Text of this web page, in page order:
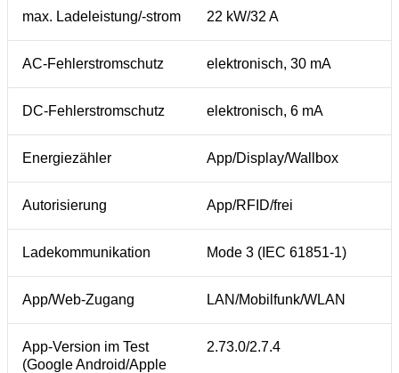
max. Ladeleistung/-strom 22 kW/32 A
AC-Fehlerstromschutz elektronisch, 30 mA
DC-Fehlerstromschutz elektronisch, 6 mA
Energiezähler App/Display/Wallbox
Autorisierung App/RFID/frei
Ladekommunikation Mode 3 (IEC 61851-1)
App/Web-Zugang LAN/Mobilfunk/WLAN
App-Version im Test
(Google Android/Apple
2.73.0/2.7.4